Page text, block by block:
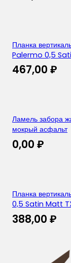
Планка
Palermo 0,5
467,00 ₽
Ламель забора
мокрый асфальт
0,00 ₽
Планка
0,5 Satin Matt
388,00 ₽